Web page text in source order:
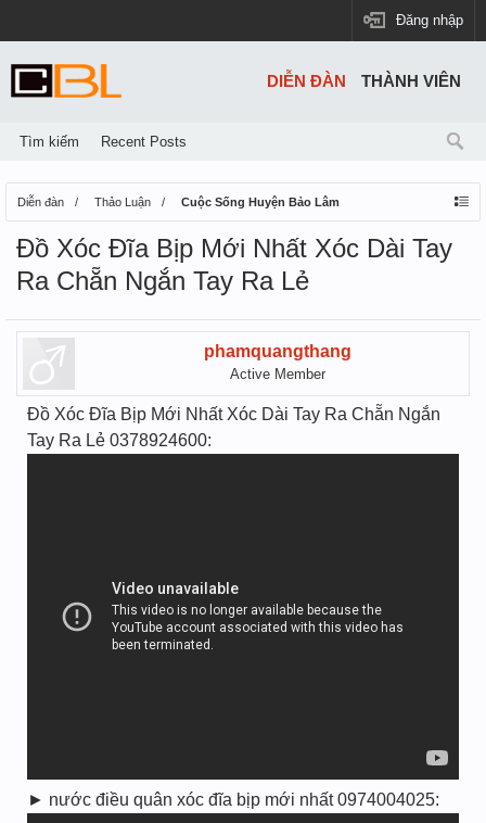
Đăng nhập
Diễn đàn Thảo Luận Cuộc Sống Huyện Bảo Lâm
Đồ Xóc Đĩa Bịp Mới Nhất Xóc Dài Tay
Ra Chẵn Ngắn Tay Ra Lẻ
phamquangthang
Active Member
Đồ Xóc Đĩa Bịp Mới Nhất Xóc Dài Tay Ra Chẵn Ngắn
Tay Ra Lẻ 0378924600:
► nước điều quân xóc đĩa bịp mới nhất 0974004025:
DIỄN ĐÀN
Tìm kiếm Recent Posts
THÀNH VIÊN